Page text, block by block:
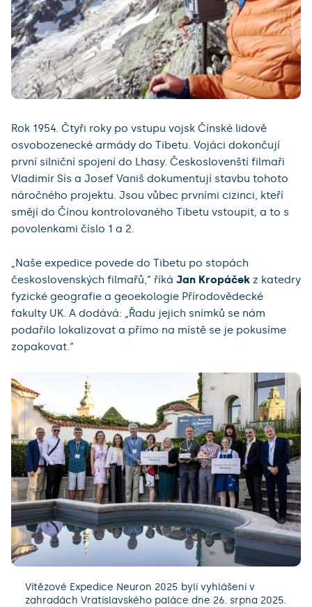
Rok 1954. Čtyři roky po vstupu vojsk Čínské lidově
osvobozenecké armády do Tibetu. Vojáci dokončují
první silniční spojení do Lhasy. Českoslovenští filmaři
Vladimír Sís a Josef Vaniš dokumentují stavbu tohoto
náročného projektu. Jsou vůbec prvními cizinci, kteří
smějí do Čínou kontrolovaného Tibetu vstoupit, a to s
povolenkami číslo 1 a 2.
„Naše expedice povede do Tibetu po stopách
československých filmařů,“ říká Jan Kropáček z katedry
fyzické geografie a geoekologie Přírodovědecké
fakulty UK. A dodává: „Řadu jejich snímků se nám
podařilo lokalizovat a přímo na místě se je pokusíme
zopakovat.“
Vítězové Expedice Neuron 2025 byli vyhlášeni v
zahradách Vratislavského paláce dne 26. srpna 2025.